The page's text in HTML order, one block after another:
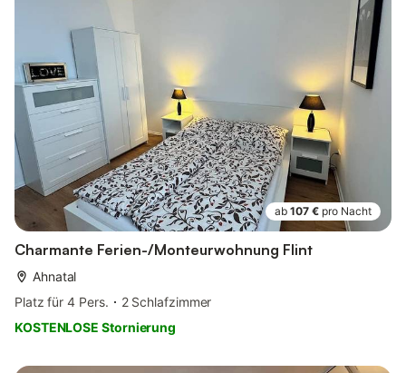
ab 107 € pro Nacht
Charmante Ferien-/Monteurwohnung Flint
Ahnatal
Platz für 4 Pers.
2 Schlafzimmer
KOSTENLOSE Stornierung